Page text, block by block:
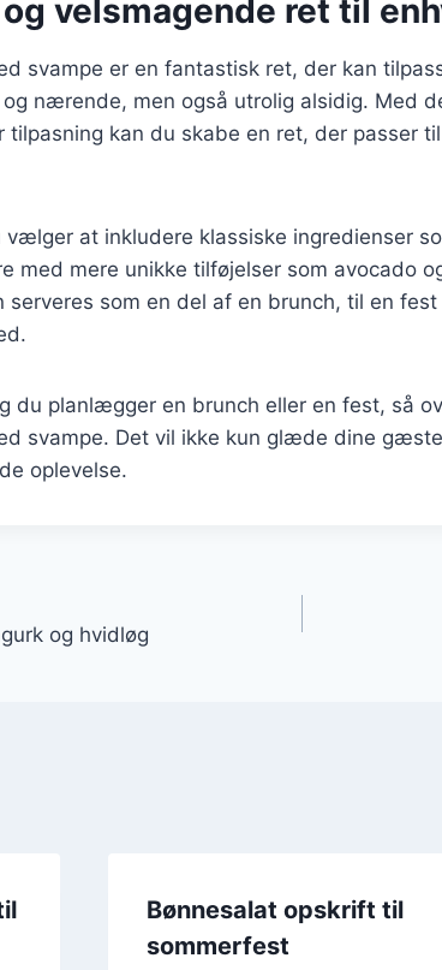
og velsmagende ret til
svampe er en fantastisk ret, der kan
nærende, men også utrolig alsidig. Med
tilpasning kan du skabe en ret, der passer
vælger at inkludere klassiske ingredienser
med mere unikke tilføjelser som avocado
serveres som en del af en brunch, til en
du planlægger en brunch eller en fest, så
svampe. Det vil ikke kun glæde dine
oplevelse.
og hvidløg
Bønnesalat opskrift til
sommerfest